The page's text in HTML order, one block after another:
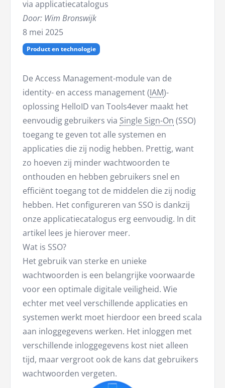
via applicatiecatalogus
Door: Wim Bronswijk
8 mei 2025
Product en technologie
De Access Management-module van de
identity- en access management (IAM)-
oplossing HelloID van Tools4ever maakt het
eenvoudig gebruikers via Single Sign-On (SSO)
toegang te geven tot alle systemen en
applicaties die zij nodig hebben. Prettig, want
zo hoeven zij minder wachtwoorden te
onthouden en hebben gebruikers snel en
efficiënt toegang tot de middelen die zij nodig
hebben. Het configureren van SSO is dankzij
onze applicatiecatalogus erg eenvoudig. In dit
artikel lees je hierover meer.
Wat is SSO?
Het gebruik van sterke en unieke
wachtwoorden is een belangrijke voorwaarde
voor een optimale digitale veiligheid. Wie
echter met veel verschillende applicaties en
systemen werkt moet hierdoor een breed scala
aan inloggegevens werken. Het inloggen met
verschillende inloggegevens kost niet alleen
tijd, maar vergroot ook de kans dat gebruikers
wachtwoorden vergeten.